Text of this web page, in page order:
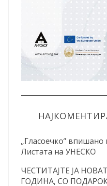
„Гласоечко“ впишано
Листата на УНЕСКО
ЧЕСТИТАЈТЕ ЈА
ГОДИНА, СО